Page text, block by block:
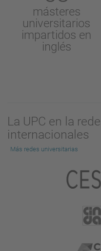
másteres
universitarios
impartidos en
inglés
La UPC en la
internacionales
Más redes universitarias